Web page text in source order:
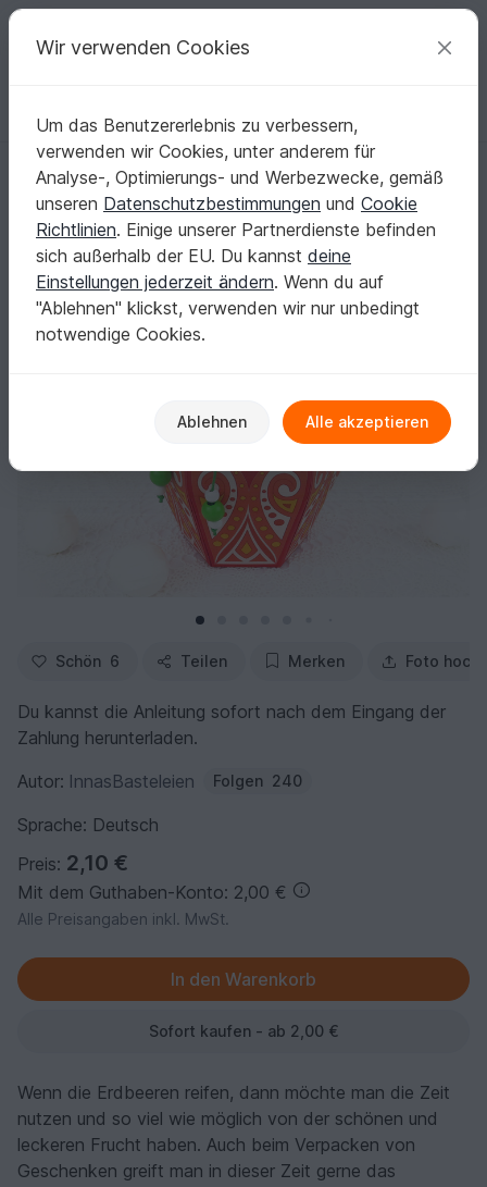
Deine kreativen Ideen
Deutsch | € (EUR) einloggen Kostenlos registrieren
Startseite Basteln
Basteln mit Papier
Geschenkverpackung
Kleine Geschenkverpackung – Erdbeere – Bastelanleitung und
Kleine Geschenkverpackung – Erdbeere –
Bastelanleitung und Vorlagen
Schön 6 Teilen Merken Foto
Du kannst die Anleitung sofort nach dem Eingang der
Zahlung herunterladen.
Autor: InnasBasteleien Folgen 240
Sprache: Deutsch
Preis: 2,10 €
Mit dem Guthaben-Konto: 2,00 €
Alle Preisangaben inkl. MwSt.
Sofort kaufen - ab 2,00 €
Wenn die Erdbeeren reifen, dann möchte man die Zeit
nutzen und so viel wie möglich von der schönen und
leckeren Frucht haben. Auch beim Verpacken von
Geschenken greift man in dieser Zeit gerne das
Wir verwenden Cookies
Um das Benutzererlebnis zu verbessern,
verwenden wir Cookies, unter anderem für
Analyse-, Optimierungs- und Werbezwecke, gemäß
unseren Datenschutzbestimmungen und Cookie
Richtlinien. Einige unserer Partnerdienste befinden
sich außerhalb der EU. Du kannst deine
Einstellungen jederzeit ändern. Wenn du auf
"Ablehnen" klickst, verwenden wir nur unbedingt
notwendige Cookies.
Ablehnen Alle akzeptieren